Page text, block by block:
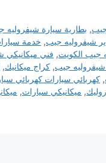
, بطارية سيارة شيفروليه
شيفروليه جيب, خدمة
جيب الكويت, فني ميكانيكي
جيب, كراج ميكانيك,
, كهربائي سيارات كهربائي
, ميكانيكي سيارات,